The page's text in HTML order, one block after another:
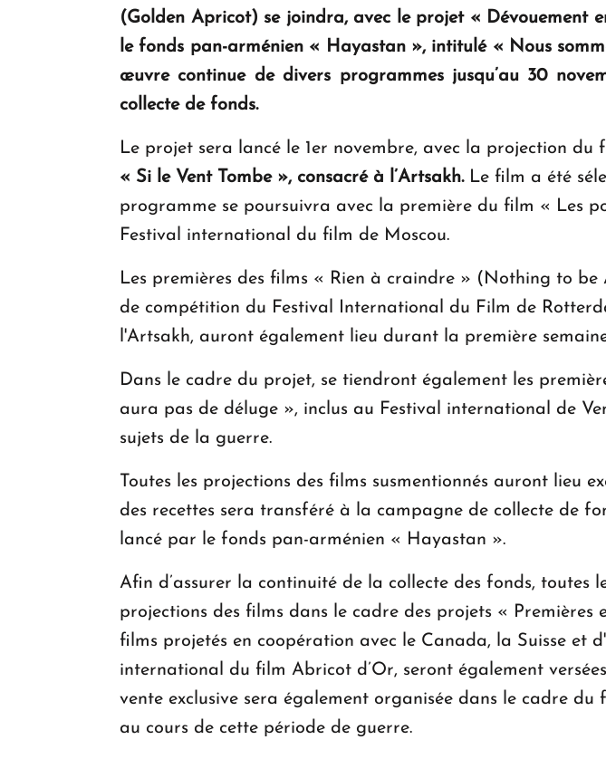
(Golden Apricot) se joindra, avec le projet « Dévouement
le fonds pan-arménien « Hayastan », intitulé « Nous
œuvre continue de divers programmes jusqu’au 30
collecte de fonds.
Le projet sera lancé le 1er novembre, avec la projection du
« Si le Vent Tombe », consacré à l’Artsakh.Le film a été
programme se poursuivra avec la première du film « Les
Festival international du film de Moscou.
Les premières des films « Rien à craindre » (Nothing to
de compétition du Festival International du Film de
l'Artsakh, auront également lieu durant la première
Dans le cadre du projet, se tiendront également les
aura pas de déluge », inclus au Festival international de
sujets de la guerre.
Toutes les projections des films susmentionnés auront lieu
des recettes sera transféré à la campagne de collecte de
lancé par le fonds pan-arménien « Hayastan ».
Afin d’assurer la continuité de la collecte des fonds, toutes
projections des films dans le cadre des projets «
films projetés en coopération avec le Canada, la Suisse et
international du film Abricot d’Or, seront également
vente exclusive sera également organisée dans le cadre
au cours de cette période de guerre.